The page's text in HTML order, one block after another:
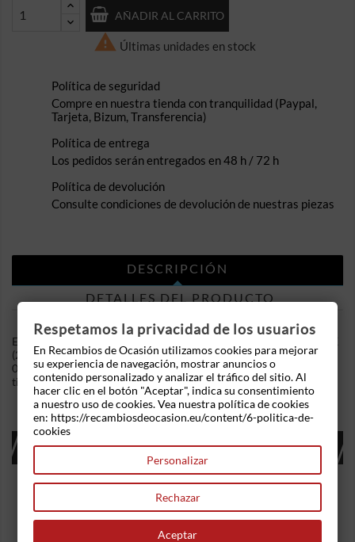
AÑADIR AL CARRITO
 Últimas unidades en stock
Política de seguridad
Compre en nuestra tienda con tranquilidad (Paypal,
Tarjeta, Bizum, Transferencia)
Política de entrega
Los pedidos serán entregados en 48 h / 72 h
Política de devolución
Consulte condiciones de devolución de nuestras piezas
DESCRIPCIÓN
DETALLES DEL PRODUCTO
En Recambios de Ocasion disponemos de Cenicero Ford S-MAX
(2006-2010) 2.0 TDCi (140) MT .Referencia Interna:
02240820392944. Ademas, disponemos de mas recambios, si
tiene cualquier duda consultenos.
16 OTROS PRODUCTOS EN LA MISMA
CATEGORÍA:
Respetamos la privacidad de los usuarios
En Recambios de Ocasión utilizamos cookies para mejorar
su experiencia de navegación, mostrar anuncios o
contenido personalizado y analizar el tráfico del sitio. Al
hacer clic en el botón "Aceptar", indica su consentimiento
a nuestro uso de cookies. Vea nuestra política de cookies
en: https://recambiosdeocasion.eu/content/6-politica-de-
cookies
Personalizar
Rechazar
Aceptar